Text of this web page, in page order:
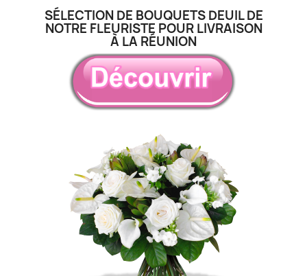
SÉLECTION DE BOUQUETS DEUIL DE
NOTRE FLEURISTE POUR LIVRAISON
À LA RÉUNION